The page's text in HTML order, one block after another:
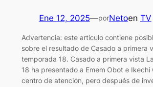
Ene 12, 2025—porNetoen TV
Advertencia: este artículo contiene
sobre el resultado de Casado a primera
temporada 18. Casado a primera vista
18 ha presentado a Emem Obot e Ikechi
centro de atención, pero después de